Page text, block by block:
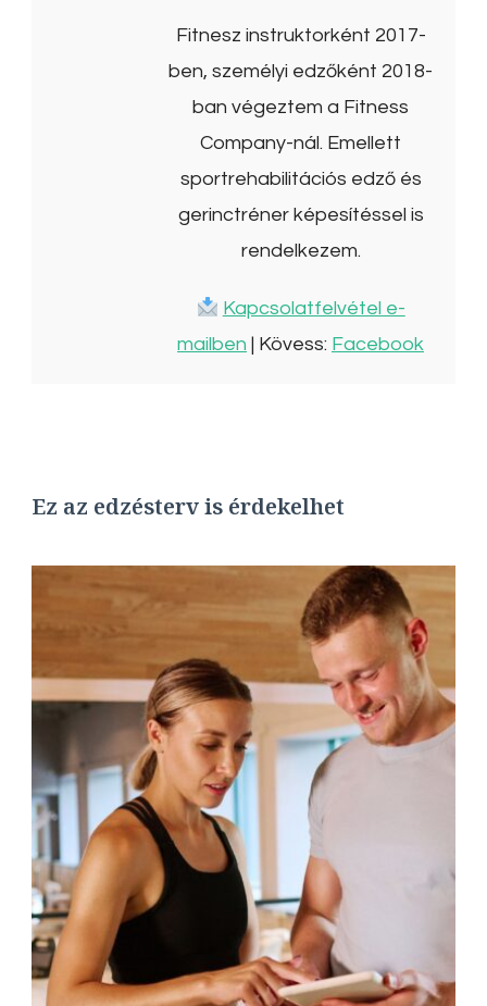
Fitnesz instruktorként 2017-
ben, személyi edzőként 2018-
ban végeztem a Fitness
Company-nál. Emellett
sportrehabilitációs edző és
gerinctréner képesítéssel is
rendelkezem.
Kapcsolatfelvétel e-
mailben | Kövess: Facebook
Ez az edzésterv is érdekelhet